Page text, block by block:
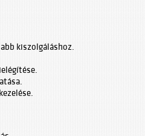
kiszolgáláshoz.